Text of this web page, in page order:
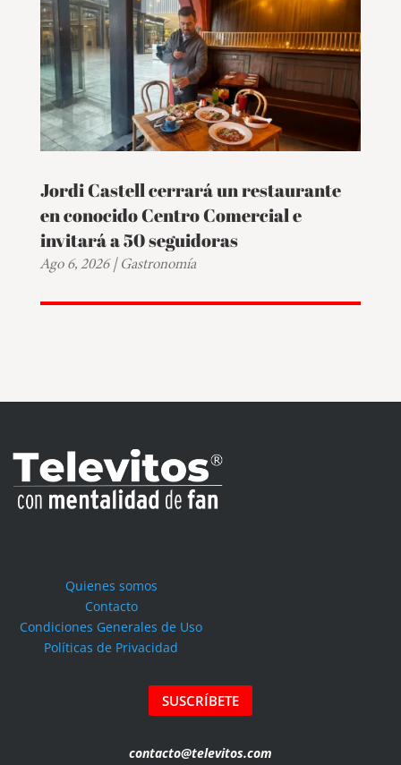
Jordi Castell cerrará un restaurante
en conocido Centro Comercial e
invitará a 50 seguidoras
Ago 6, 2026|Gastronomía
Quienes somos
Contacto
Condiciones Generales de Uso
Políticas de Privacidad
SUSCRÍBETE
contacto@televitos.com